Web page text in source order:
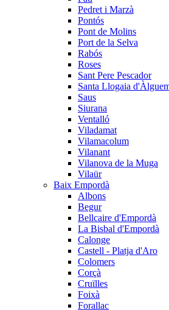
Pedret i Marzà
Pontós
Pont de Molins
Port de la Selva
Rabós
Roses
Sant Pere Pescador
Santa Llogaia
Saus
Siurana
Ventalló
Viladamat
Vilamacolum
Vilanant
Vilanova de la Muga
Vilaür
Baix Empordà
Albons
Begur
Bellcaire d'Empordà
La Bisbal d'Empordà
Calonge
Castell - Platja d'Aro
Colomers
Corçà
Cruïlles
Foixà
Forallac